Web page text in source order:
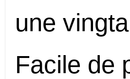
une
Facile de